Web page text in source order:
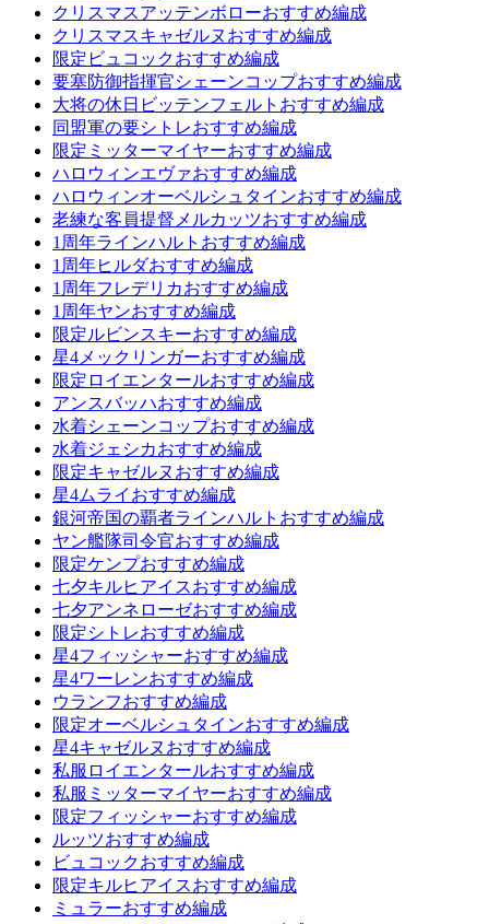
クリスマスアッテンボローおすすめ編成
クリスマスキャゼルヌおすすめ編成
限定ビュコックおすすめ編成
要塞防御指揮官シェーンコップおすすめ編成
大将の休日ビッテンフェルトおすすめ編成
同盟軍の要シトレおすすめ編成
限定ミッターマイヤーおすすめ編成
ハロウィンエヴァおすすめ編成
ハロウィンオーベルシュタインおすすめ編成
老練な客員提督メルカッツおすすめ編成
1周年ラインハルトおすすめ編成
1周年ヒルダおすすめ編成
1周年フレデリカおすすめ編成
1周年ヤンおすすめ編成
限定ルビンスキーおすすめ編成
星4メックリンガーおすすめ編成
限定ロイエンタールおすすめ編成
アンスバッハおすすめ編成
水着シェーンコップおすすめ編成
水着ジェシカおすすめ編成
限定キャゼルヌおすすめ編成
星4ムライおすすめ編成
銀河帝国の覇者ラインハルトおすすめ編成
ヤン艦隊司令官おすすめ編成
限定ケンプおすすめ編成
七夕キルヒアイスおすすめ編成
七夕アンネローゼおすすめ編成
限定シトレおすすめ編成
星4フィッシャーおすすめ編成
星4ワーレンおすすめ編成
ウランフおすすめ編成
限定オーベルシュタインおすすめ編成
星4キャゼルヌおすすめ編成
私服ロイエンタールおすすめ編成
私服ミッターマイヤーおすすめ編成
限定フィッシャーおすすめ編成
ルッツおすすめ編成
ビュコックおすすめ編成
限定キルヒアイスおすすめ編成
ミュラーおすすめ編成